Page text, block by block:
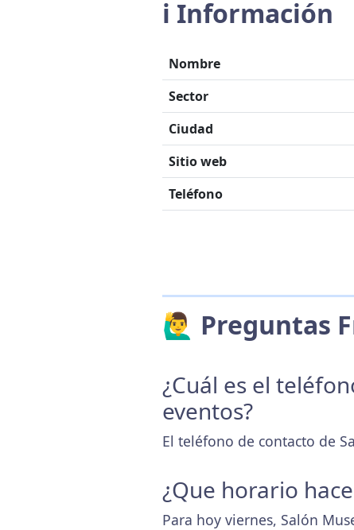
ℹ️ Información
Nombre
Sector
Ciudad
Sitio web
Teléfono
🙋‍♂️ Preguntas
¿Cuál es el
eventos?
El teléfono de contacto de
¿Que horario
Para hoy viernes, Salón